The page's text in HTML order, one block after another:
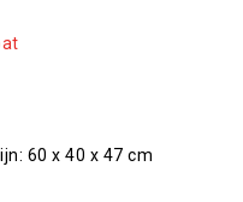
60 x 40 x 47 cm